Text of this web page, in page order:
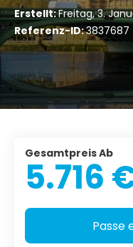
Erstellt:Freitag, 3.
Referenz-ID:3837687
Gesamtpreis Ab
5.716
Passe